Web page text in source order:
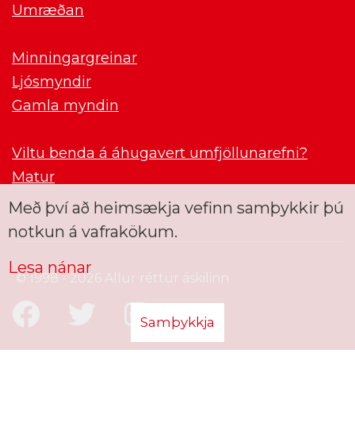
Umræðan
Minningargreinar
Ljósmyndir
Gamla myndin
Viltu benda á áhugavert umfjöllunarefni?
Matur
© 1998 - 2026 Allur réttur áskilinn
Með því að heimsækja vefinn samþykkir þú
notkun á vafrakökum.
Lesa nánar
Samþykkja